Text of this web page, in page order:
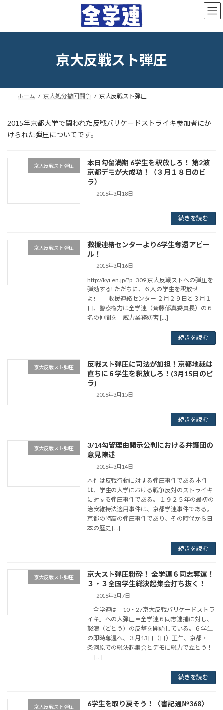
ン
ー
京大反戦スト弾圧
ホーム 京大処分撤回闘争 京大反戦スト弾圧
2015年京都大学で闘われた反戦バリケードストライキ参加者にか
けられた弾圧についてです。
京大反戦スト弾圧
本日勾留満期 6学生を釈放しろ！ 第2波
京都デモが大成功！（３月１８日のビ
ラ）
2016年3月18日
続きを読む
京大反戦スト弾圧
救援連絡センターより6学生奪還アピー
ル！
2016年3月16日
http://kyuen.jp/?p=309 京大反戦ストへの弾圧を
弾劾する! ただちに、６人の学生を釈放せ
よ! 救援連絡センター ２月２９日と３月１
日、警察権力は全学連（斉藤郁真委員長）の６
名の仲間を「威力業務妨害 […]
続きを読む
京大反戦スト弾圧
反戦スト弾圧に司法が加担！京都地裁は
直ちに６学生を釈放しろ！(3月15日のビ
ラ)
2016年3月15日
続きを読む
京大反戦スト弾圧
3/14勾留理由開示公判における弁護団の
意見陳述
2016年3月14日
本件は反戦行動に対する弾圧事件である 本件
は、学生の大学における戦争反対のストライキ
に対する弾圧事件である。 １９２５年の最初の
治安維持法適用事件は、京都学連事件である。
京都の特高の弾圧事件であり、その時代から日
本の歴史 […]
続きを読む
京大反戦スト弾圧
京大スト弾圧粉砕！ 全学連６同志奪還！
３・３全国学生総決起集会打ち抜く！
2016年3月7日
全学連は「10・27京大反戦バリケードストラ
イキ」への大弾圧＝全学連６同志逮捕に対し、
怒濤（どとう）の反撃を開始している。６学生
の即時奪還へ、３月13日（日）正午、京都・三
条河原での総決起集会とデモに総力で立とう！
[…]
続きを読む
京大反戦スト弾圧 6学生を取り戻そう！〈書記通№368〉